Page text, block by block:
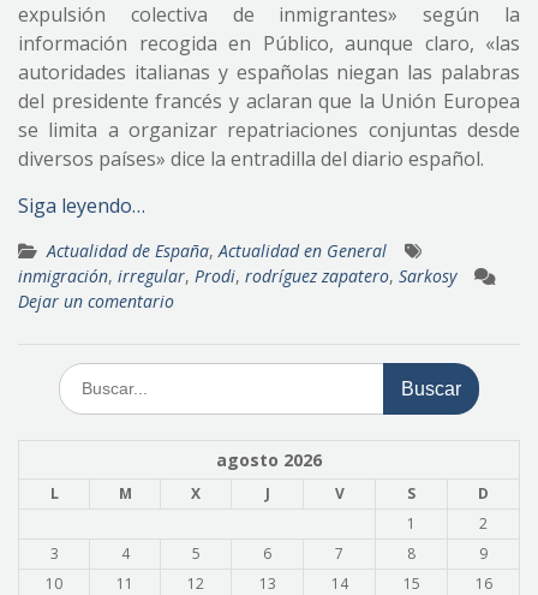
expulsión colectiva de inmigrantes» según la
información recogida en Público, aunque claro, «las
autoridades italianas y españolas niegan las palabras
del presidente francés y aclaran que la Unión Europea
se limita a organizar repatriaciones conjuntas desde
diversos países» dice la entradilla del diario español.
Siga leyendo…
Actualidad de España,Actualidad en General
inmigración, irregular, Prodi, rodríguez zapatero, Sarkosy
Dejar un comentario
Buscar:
agosto 2026
L M X J V S
D
1
2
3
4 5 6 7 8
9
10
11 12 13 14 15
16